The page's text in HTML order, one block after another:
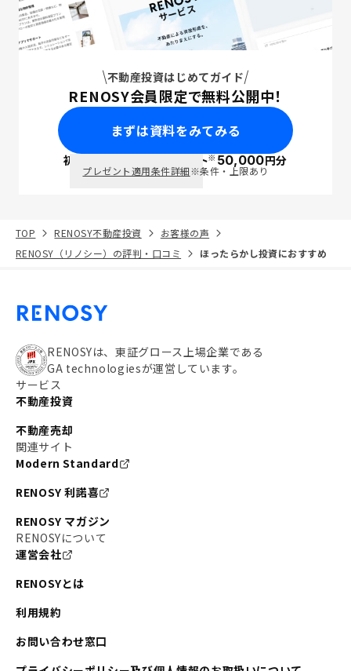
不動産投資はじめてガイド
RENOSY会員限定で無料公開中！
まずは資料をみてみる
初回面談で ポイント※50,000円分
プレゼント適用条件詳細※条件・上限あり
TOP RENOSY不動産投資
お客様の声
RENOSY（リノシー）の評判・口コミ
ほったらかし投資におすすめ
RENOSYは、東証グロース上場企業である
GA technologiesが運営しています。
サービス
不動産投資
不動産売却
関連サイト
Modern Standard
RENOSY 利諾喜
RENOSY マガジン
RENOSYについて
運営会社
RENOSYとは
利用規約
お問い合わせ窓口